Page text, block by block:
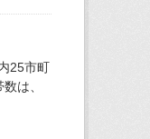
25市町
は、